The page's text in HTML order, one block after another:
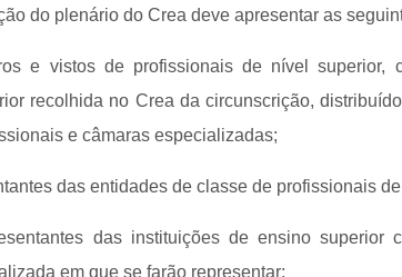
do plenário do Crea deve apresentar as
e vistos de profissionais de nível superior,
recolhida no Crea da circunscrição,
e câmaras especializadas;
das entidades de classe de profissionais
das instituições de ensino superior
em que se farão representar;